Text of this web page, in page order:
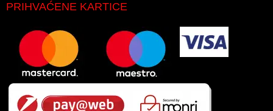
PRIHVAĆENE KARTICE